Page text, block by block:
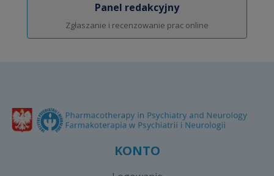
Panel redakcyjny
Zgłaszanie i recenzowanie prac online
KONTO